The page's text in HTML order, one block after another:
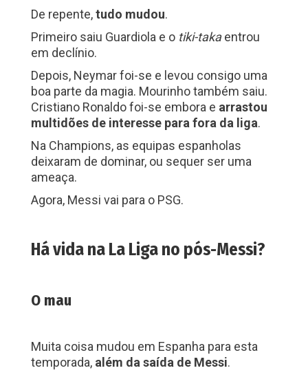
De repente,tudo mudou.
Primeiro saiu Guardiola e o tiki-takaentrou
em declínio.
Depois, Neymar foi-se e levou consigo uma
boa parte da magia. Mourinho também saiu.
Cristiano Ronaldo foi-se embora e arrastou
multidões de interesse para fora da liga.
Na Champions, as equipas espanholas
deixaram de dominar, ou sequer ser uma
ameaça.
Agora, Messi vai para o PSG.
Há vida na La Liga no pós-Messi?
O mau
Muita coisa mudou em Espanha para esta
temporada, além da saída de Messi.